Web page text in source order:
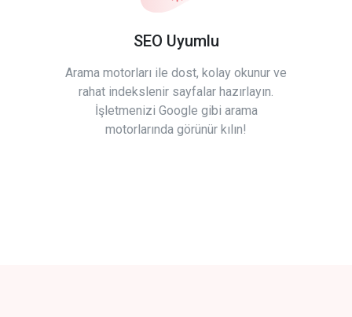
SEO Uyumlu
Arama motorları ile dost, kolay okunur ve
rahat indekslenir sayfalar hazırlayın.
İşletmenizi Google gibi arama
motorlarında görünür kılın!